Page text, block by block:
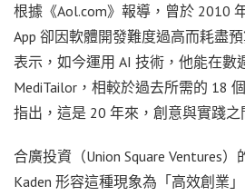
根據《Aol.com》報導，曾於 2010
App 卻因軟體開發難度過高而耗盡
表示，如今運用 AI 技術，他能在數
MediTailor，相較於過去所需的 18
指出，這是 20 年來，創意與實踐之
合廣投資（Union Square Ventures）
Kaden 形容這種現象為「高效創業